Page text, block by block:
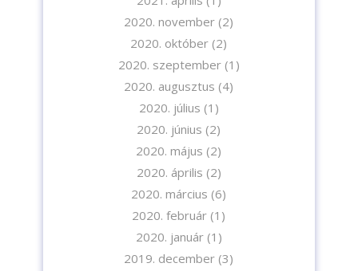
2020. november (2)
2020. október (2)
2020. szeptember(1)
2020. augusztus (4)
2020. július (1)
2020. június (2)
2020. május (2)
2020. április (2)
2020. március (6)
2020. február (1)
2020. január(1)
2019. december (3)
Feliratkozom